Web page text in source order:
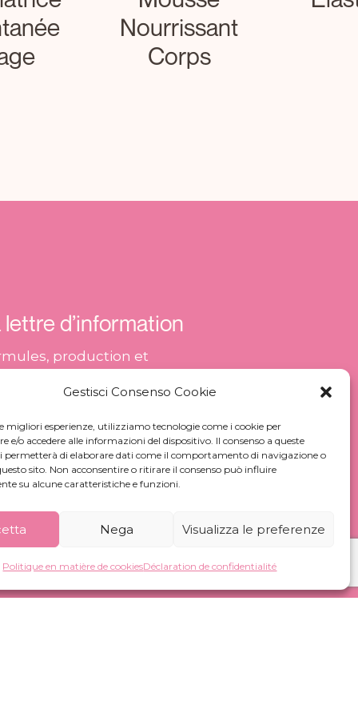
Gestisci Consenso Cookie
migliori esperienze, utilizziamo tecnologie come i cookie per
e/o accedere alle informazioni del dispositivo. Il consenso a queste
permetterà di elaborare dati come il comportamento di navigazione o
sito. Non acconsentire o ritirare il consenso può influire
su alcune caratteristiche e funzioni.
Nega Visualizza le preferenze
Politique en matière de cookiesDéclaration de confidentialité
Nourrissant
Corps
d’information
production et
des cosmétiques et